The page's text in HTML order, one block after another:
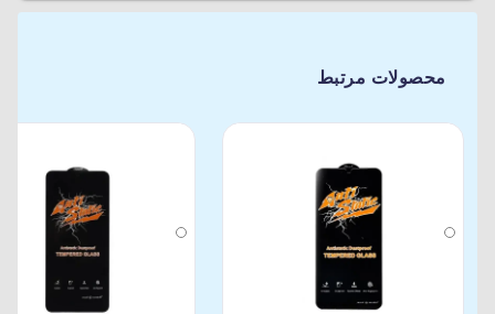
محصولات مرتبط